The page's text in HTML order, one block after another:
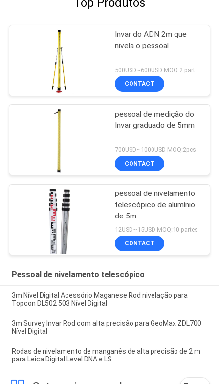
Top Produtos
Invar do ADN 2m que
nivela o pessoal
500USD~600USD MOQ:2 partes
CONTACT
pessoal de medição do
Invar graduado de 5mm
700USD~1000USD MOQ:2pcs
CONTACT
pessoal de nivelamento
telescópico de alumínio
de 5m
12USD~15USD MOQ:10 partes
CONTACT
Pessoal de nivelamento telescópico
3m Nível Digital Acessório Maganese Rod nivelação para
Topcon DL502 503 Nível Digital
3m Survey Invar Rod com alta precisão para GeoMax ZDL700
Nível Digital
Rodas de nivelamento de manganês de alta precisão de 2 m
para Leica Digital Level DNA e LS